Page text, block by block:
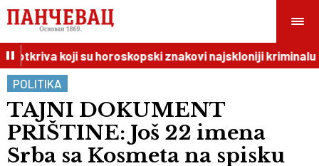
otkriva koji su horoskopski znakovi najskloniji kriminalu
POLITIKA
TAJNI DOKUMENT
PRIŠTINE: Još 22 imena
Srba sa Kosmeta na spisku